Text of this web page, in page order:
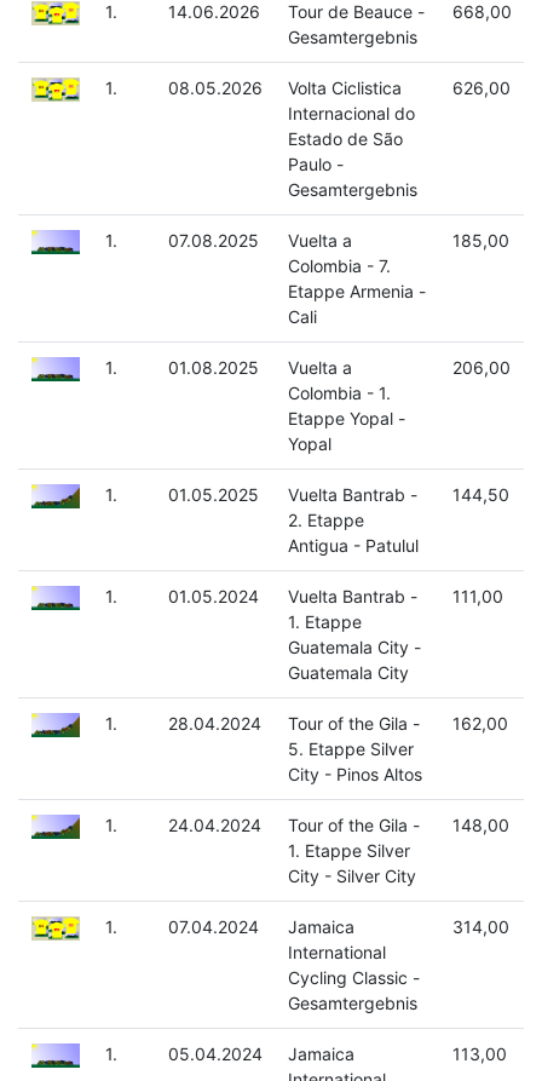
1. 14.06.2026
Tour de Beauce -
Gesamtergebnis
668,00
1. 08.05.2026
Volta Ciclistica
Internacional do
Estado de São
Paulo -
Gesamtergebnis
626,00
1. 07.08.2025
Vuelta a
Colombia - 7.
Etappe Armenia -
Cali
185,00
1. 01.08.2025
Vuelta a
Colombia - 1.
Etappe Yopal -
Yopal
206,00
1. 01.05.2025
Vuelta Bantrab -
2. Etappe
Antigua - Patulul
144,50
1. 01.05.2024
Vuelta Bantrab -
1. Etappe
Guatemala City -
Guatemala City
111,00
1. 28.04.2024
Tour of the Gila -
5. Etappe Silver
City - Pinos Altos
162,00
1. 24.04.2024
Tour of the Gila -
1. Etappe Silver
City - Silver City
148,00
1. 07.04.2024
Jamaica
International
Cycling Classic -
Gesamtergebnis
314,00
1. 05.04.2024
Jamaica
113,00